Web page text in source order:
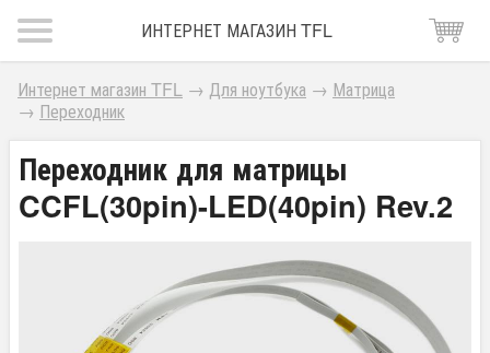
ИНТЕРНЕТ МАГАЗИН TFL
Интернет магазин TFL → Для ноутбука → Матрица
→ Переходник
Переходник для матрицы
CCFL(30pin)-LED(40pin) Rev.2